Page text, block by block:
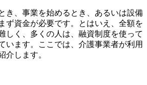
き、事業を始めるとき、あるいは設備
ず資金が必要です。とはいえ、全額を
しく、多くの人は、融資制度を使って
います。ここでは、介護事業者が利用
介します。